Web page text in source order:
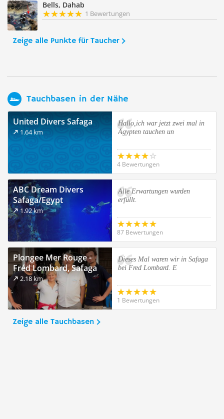
Bells, Dahab
1 Bewertungen
Zeige alle Punkte für Taucher
Tauchbasen in der Nähe
United Divers Safaga
1.64 km
Hallo,ich war jetzt zwei mal in
Ägypten tauchen un
4 Bewertungen
ABC Dream Divers
Safaga/Egypt
1.92 km
Alle Erwartungen wurden
erfüllt.
87 Bewertungen
Plongee Mer Rouge -
Fréd Lombard, Safaga
2.18 km
Dieses Mal waren wir in Safaga
bei Fred Lombard. E
1 Bewertungen
Zeige alle Tauchbasen